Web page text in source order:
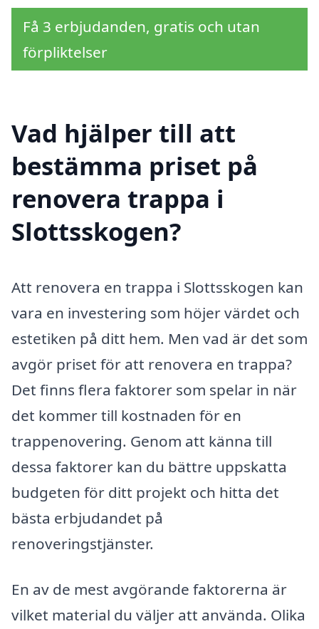
Få 3 erbjudanden, gratis och utan
förpliktelser
Vad hjälper till att
bestämma priset på
renovera trappa i
Slottsskogen?
Att renovera en trappa i Slottsskogen kan
vara en investering som höjer värdet och
estetiken på ditt hem. Men vad är det som
avgör priset för att renovera en trappa?
Det finns flera faktorer som spelar in när
det kommer till kostnaden för en
trappenovering. Genom att känna till
dessa faktorer kan du bättre uppskatta
budgeten för ditt projekt och hitta det
bästa erbjudandet på
renoveringstjänster.
En av de mest avgörande faktorerna är
vilket material du väljer att använda. Olika